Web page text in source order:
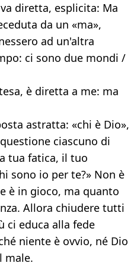
diretta, esplicita: Ma
da un «ma»,
ad un'altra
ci sono due mondi /
è diretta a me: ma
astratta: «chi è Dio»,
ciascuno di
tua fatica, il tuo
sono io per te?» Non è
è in gioco, ma quanto
Allora chiudere tutti
ci educa alla fede
niente è ovvio, né Dio
male.